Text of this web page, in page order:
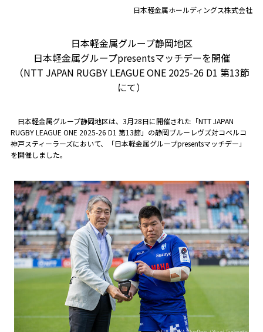
日本軽金属ホールディングス株式会社
日本軽金属グループ静岡地区
日本軽金属グループpresentsマッチデーを開催
（NTT JAPAN RUGBY LEAGUE ONE 2025-26 D1 第13節
にて）
日本軽金属グループ静岡地区は、3月28日に開催された「NTT JAPAN
RUGBY LEAGUE ONE 2025-26 D1 第13節」の静岡ブルーレヴズ対コベルコ
神戸スティーラーズにおいて、「日本軽金属グループpresentsマッチデー」
を開催しました。